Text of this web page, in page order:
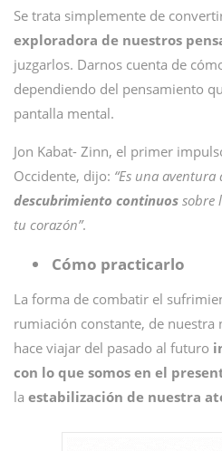
Se trata simplemente de
exploradora de nuestros
juzgarlos. Darnos cuenta de
dependiendo del pensamiento
pantalla mental.
Jon Kabat- Zinn, el primer
Occidente, dijo: “Es una aventura
descubrimiento continuos sobre
tu corazón”.
Cómo practicarlo
La forma de combatir el
rumiación constante, de
hace viajar del pasado al futuro
con lo que somos en el
la estabilización de nuestra